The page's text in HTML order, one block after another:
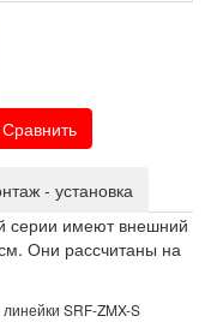
Сравнить
- установка
серии имеют внешний
Они рассчитаны на
SRF-ZMX-S